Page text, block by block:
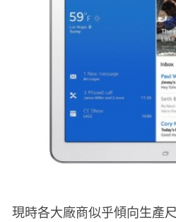
現時各大廠商似乎傾向生產